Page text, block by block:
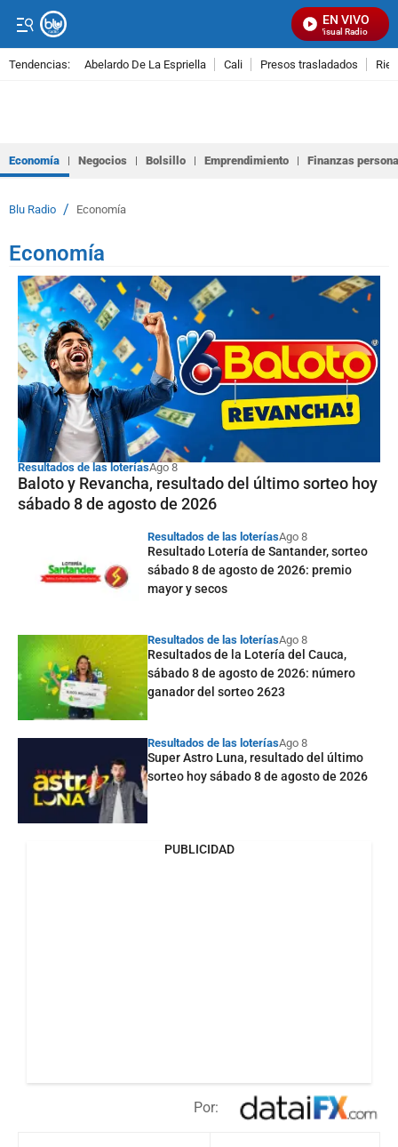
EN VIVO
Señal Visual Radio
Tendencias: Abelardo De La Espriella Cali Presos trasladados
Economía Negocios Bolsillo Emprendimiento Finanzas
Blu Radio / Economía
Economía
Resultados de las loteríasAgo 8
Baloto y Revancha, resultado del último sorteo hoy
sábado 8 de agosto de 2026
Resultados de las loteríasAgo 8
Resultado Lotería de Santander, sorteo
sábado 8 de agosto de 2026: premio
mayor y secos
Resultados de las loteríasAgo 8
Resultados de la Lotería del Cauca,
sábado 8 de agosto de 2026: número
ganador del sorteo 2623
Resultados de las loteríasAgo 8
Super Astro Luna, resultado del último
sorteo hoy sábado 8 de agosto de 2026
PUBLICIDAD
Por: